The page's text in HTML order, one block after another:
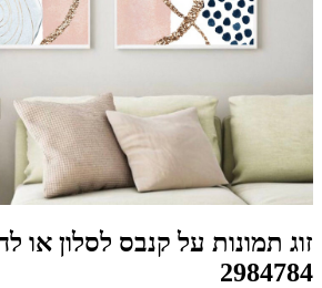
זוג תמונות על קנבס לסלון או
2984784